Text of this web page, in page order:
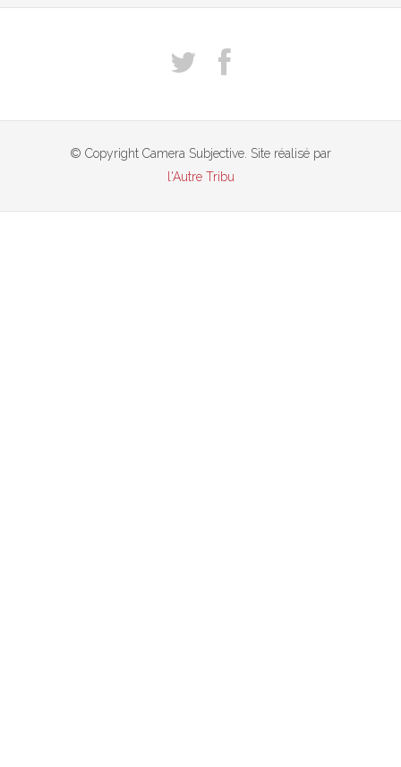
© Copyright Camera Subjective. Site réalisé par
l'Autre Tribu